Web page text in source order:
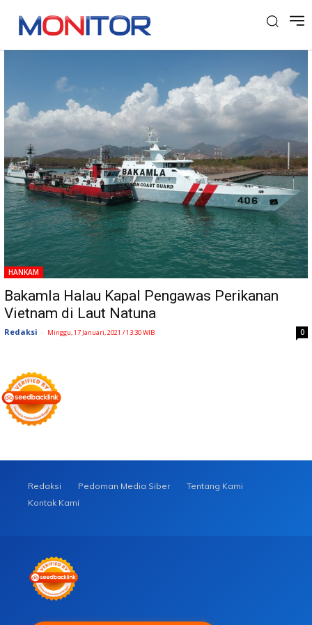
Tag: Kapal Pengawas Perikanan
HANKAM
Bakamla Halau Kapal Pengawas Perikanan
Vietnam di Laut Natuna
Redaksi - Minggu, 17 Januari, 2021 / 13:30 WIB 0
Redaksi Pedoman Media Siber
Tentang Kami
Kontak Kami